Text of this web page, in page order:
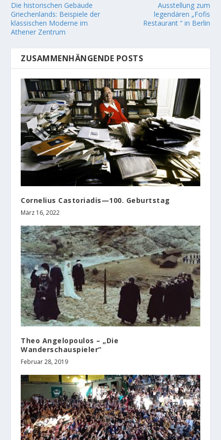
Die historischen Gebäude
Griechenlands: Beispiele der
klassischen Moderne im
Athener Zentrum
Ausstellung zum
legendären „Fofis
Restaurant “ in Berlin
ZUSAMMENHÄNGENDE POSTS
Cornelius Castoriadis—100. Geburtstag
März 16, 2022
Theo Angelopoulos – „Die
Wanderschauspieler“
Februar 28, 2019